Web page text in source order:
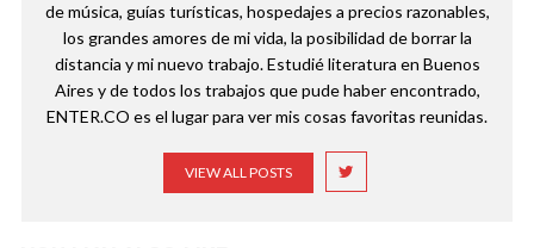
de música, guías turísticas, hospedajes a precios razonables,
los grandes amores de mi vida, la posibilidad de borrar la
distancia y mi nuevo trabajo. Estudié literatura en Buenos
Aires y de todos los trabajos que pude haber encontrado,
ENTER.CO es el lugar para ver mis cosas favoritas reunidas.
VIEW ALL POSTS